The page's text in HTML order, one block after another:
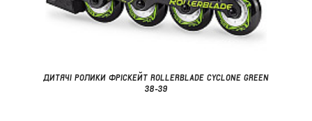
ДИТЯЧІ РОЛИКИ ФРІСКЕЙТ ROLLERBLADE CYCLONE GREEN
38-39